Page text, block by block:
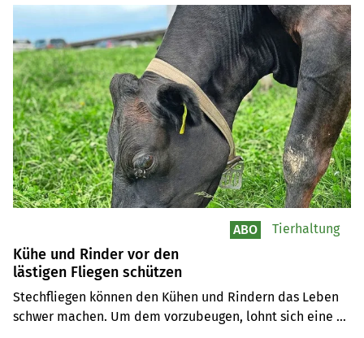
Kühe und Rinder vor den
lästigen Fliegen schützen
Stechfliegen können den Kühen und Rindern das Leben
schwer machen. Um dem vorzubeugen, lohnt sich eine
ABO Tierhaltung